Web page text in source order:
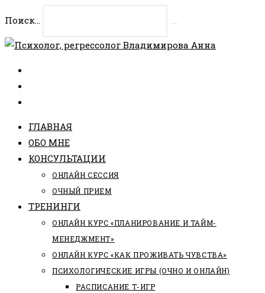
содержимому
Поиск...
ГЛАВНАЯ
ОБО МНЕ
КОНСУЛЬТАЦИИ
ОНЛАЙН СЕССИЯ
ОЧНЫЙ ПРИЕМ
ТРЕНИНГИ
ОНЛАЙН КУРС «ПЛАНИРОВАНИЕ И ТАЙМ-
МЕНЕДЖМЕНТ»
ОНЛАЙН КУРС «КАК ПРОЖИВАТЬ ЧУВСТВА»
ПСИХОЛОГИЧЕСКИЕ ИГРЫ (ОЧНО И ОНЛАЙН)
РАСПИСАНИЕ Т-ИГР